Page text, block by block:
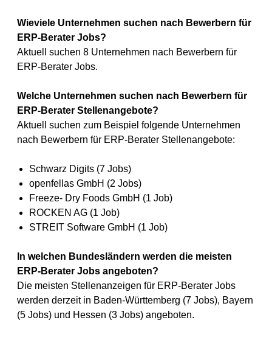
Wieviele Unternehmen suchen nach Bewerbern für
ERP-Berater Jobs?
Aktuell suchen 8 Unternehmen nach Bewerbern für
ERP-Berater Jobs.
Welche Unternehmen suchen nach Bewerbern für
ERP-Berater Stellenangebote?
Aktuell suchen zum Beispiel folgende Unternehmen
nach Bewerbern für ERP-Berater Stellenangebote:
Schwarz Digits (7 Jobs)
openfellas GmbH (2 Jobs)
Freeze- Dry Foods GmbH (1 Job)
ROCKEN AG (1 Job)
STREIT Software GmbH (1 Job)
In welchen Bundesländern werden die meisten
ERP-Berater Jobs angeboten?
Die meisten Stellenanzeigen für ERP-Berater Jobs
werden derzeit in Baden-Württemberg (7 Jobs), Bayern
(5 Jobs) und Hessen (3 Jobs) angeboten.